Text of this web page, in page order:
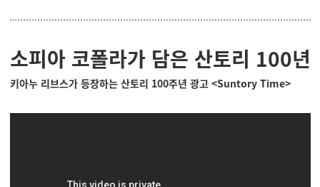
소피아 코폴라가 담은 산토리 100년
키아누 리브스가 등장하는 산토리 100주년 광고 <Suntory Time>